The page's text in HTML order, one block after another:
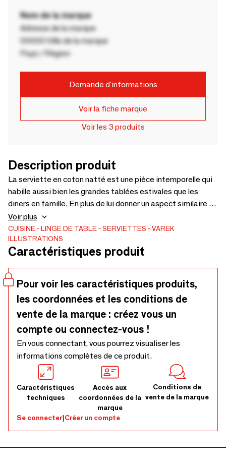
Nom de la marque
Adresse de la marque
00000 Ville de la marque
Pays / Région
Demande d'informations
Voir la fiche marque
Voir les 3 produits
Description produit
La serviette en coton natté est une pièce intemporelle qui
habille aussi bien les grandes tablées estivales que les
diners en famille. En plus de lui donner un aspect similaire au
lin, son tissage dense et homogène lui confère une surface
en relief extrêmement robuste. La texture du coton natté
offre une rigidité notable avec un motif naturel. Cette toile
de coton natté devient ainsi un incontournable pour un
Voir plus
CUISINE LINGE DE TABLE SERVIETTES
VAREK
ILLUSTRATIONS
Caractéristiques produit
Pour voir les caractéristiques produits,
les coordonnées et les conditions de
vente de la marque : créez vous un
compte ou connectez-vous !
En vous connectant, vous pourrez visualiser les
informations complètes de ce produit.
Caractéristiques
techniques
Accès aux
coordonnées de la
marque
Conditions de
vente de la marque
Se connecter|Créer un compte